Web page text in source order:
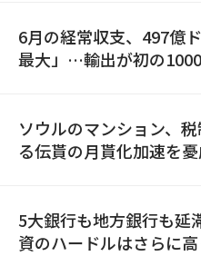
6月の経常収支、497億
最大」…輸出が初の
ソウルのマンション、
る伝貰の月貰化加速を
5大銀行も地方銀行も
資のハードルはさらに高